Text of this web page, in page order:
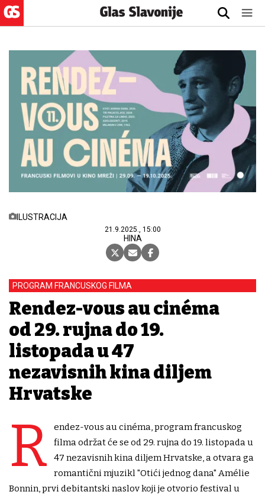
ILUSTRACIJA
21.9.2025., 15:00
HINA
PROGRAM FRANCUSKOG FILMA
Rendez-vous au cinéma
od 29. rujna do 19.
listopada u 47
nezavisnih kina diljem
Hrvatske
R
endez-vous au cinéma, program francuskog
filma održat će se od 29. rujna do 19. listopada u
47 nezavisnih kina diljem Hrvatske, a otvara ga
romantični mjuzikl "Otići jednog dana" Amélie
Bonnin, prvi debitantski naslov koji je otvorio festival u